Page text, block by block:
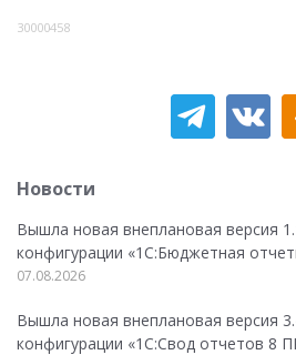
30000458
Новости
Вышла новая внеплановая версия
конфигурации «1C:Бюджетная
07.08.2026
Вышла новая внеплановая версия
конфигурации «1C:Свод отчетов 8